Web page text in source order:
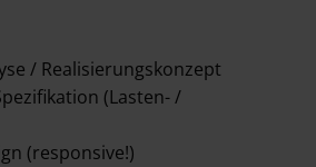
/ Realisierungskonzept
(Lasten- /
(responsive!)